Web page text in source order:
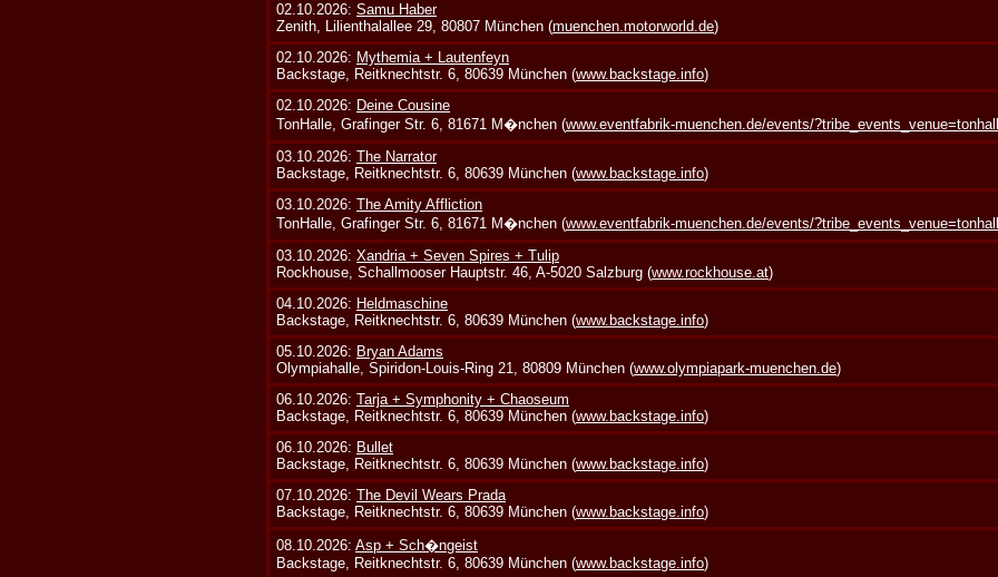
02.10.2026:Samu Haber
Zenith, Lilienthalallee 29, 80807 München (muenchen.motorworld.de)
02.10.2026: Mythemia + Lautenfeyn
Backstage, Reitknechtstr. 6, 80639 München (www.backstage.info)
02.10.2026: Deine Cousine
TonHalle, Grafinger Str. 6, 81671 M�nchen (www.eventfabrik-muenchen.de/events/
03.10.2026:The Narrator
Backstage, Reitknechtstr. 6, 80639 München (www.backstage.info)
03.10.2026:The Amity Affliction
TonHalle, Grafinger Str. 6, 81671 M�nchen (www.eventfabrik-muenchen.de/events/
03.10.2026:Xandria + Seven Spires + Tulip
Rockhouse, Schallmooser Hauptstr. 46, A-5020 Salzburg (www.rockhouse.at)
04.10.2026: Heldmaschine
Backstage, Reitknechtstr. 6, 80639 München (www.backstage.info)
05.10.2026: Bryan Adams
Olympiahalle, Spiridon-Louis-Ring 21, 80809 München (www.olympiapark-muenchen.de)
06.10.2026:Tarja + Symphonity + Chaoseum
Backstage, Reitknechtstr. 6, 80639 München (www.backstage.info)
06.10.2026: Bullet
Backstage, Reitknechtstr. 6, 80639 München (www.backstage.info)
07.10.2026:The Devil Wears Prada
Backstage, Reitknechtstr. 6, 80639 München (www.backstage.info)
08.10.2026:Asp + Sch�ngeist
Backstage, Reitknechtstr. 6, 80639 München (www.backstage.info)